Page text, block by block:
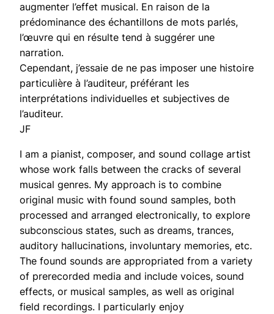
augmenter l’effet musical. En raison de la
prédominance des échantillons de mots parlés,
l’œuvre qui en résulte tend à suggérer une
narration.
Cependant, j’essaie de ne pas imposer une histoire
particulière à l’auditeur, préférant les
interprétations individuelles et subjectives de
l’auditeur.
JF
I am a pianist, composer, and sound collage artist
whose work falls between the cracks of several
musical genres. My approach is to combine
original music with found sound samples, both
processed and arranged electronically, to explore
subconscious states, such as dreams, trances,
auditory hallucinations, involuntary memories, etc.
The found sounds are appropriated from a variety
of prerecorded media and include voices, sound
effects, or musical samples, as well as original
field recordings. I particularly enjoy